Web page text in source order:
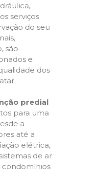
serviços
do seu
são
e
dos
predial
para uma
a
até a
elétrica,
de ar
condomínios